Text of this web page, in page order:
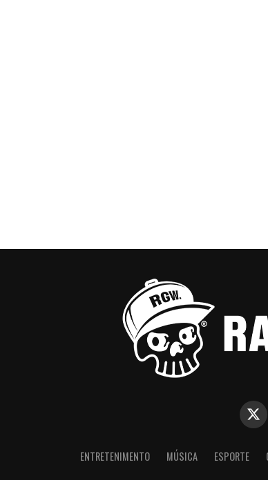
ENTRETENIMENTO MÚSICA ESPORTE